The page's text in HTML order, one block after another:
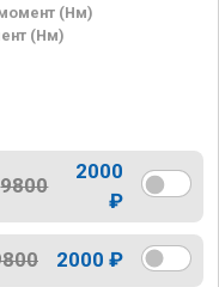
(Нм)
(Нм)
9800
2000
₽
2000 ₽